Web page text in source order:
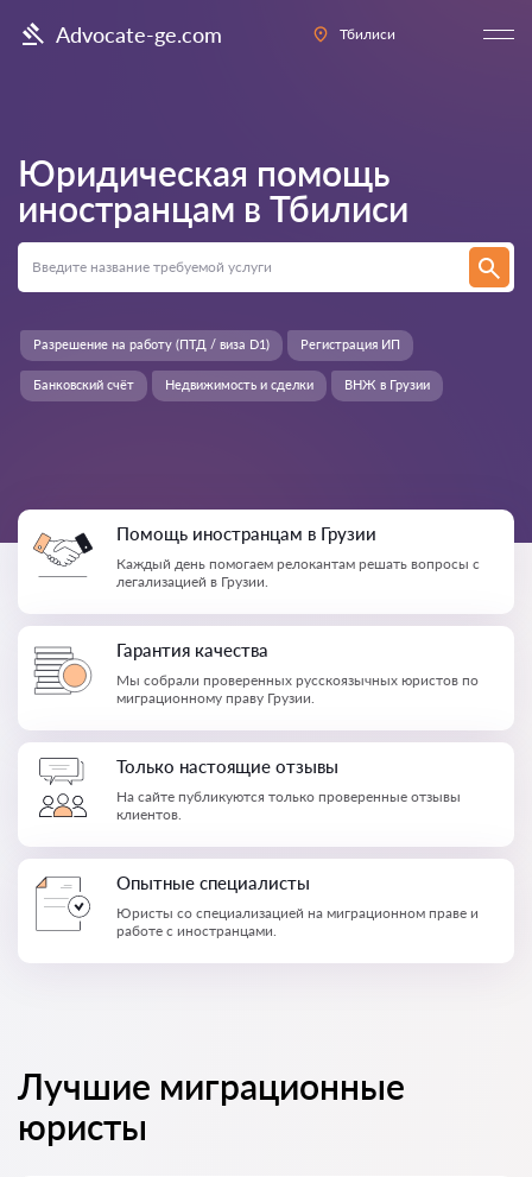
Advocate-ge.com Тбилиси
Юридическая помощь
иностранцам в Тбилиси
ВНЖ в Грузии
Разрешение на работу (ПТД / виза D1) Регистрация ИП
Банковский счёт Недвижимость и сделки
Помощь иностранцам в Грузии
Каждый день помогаем релокантам решать вопросы с
легализацией в Грузии.
Гарантия качества
Мы собрали проверенных русскоязычных юристов по
миграционному праву Грузии.
Только настоящие отзывы
На сайте публикуются только проверенные отзывы
клиентов.
Опытные специалисты
Юристы со специализацией на миграционном праве и
работе с иностранцами.
Лучшие миграционные
юристы